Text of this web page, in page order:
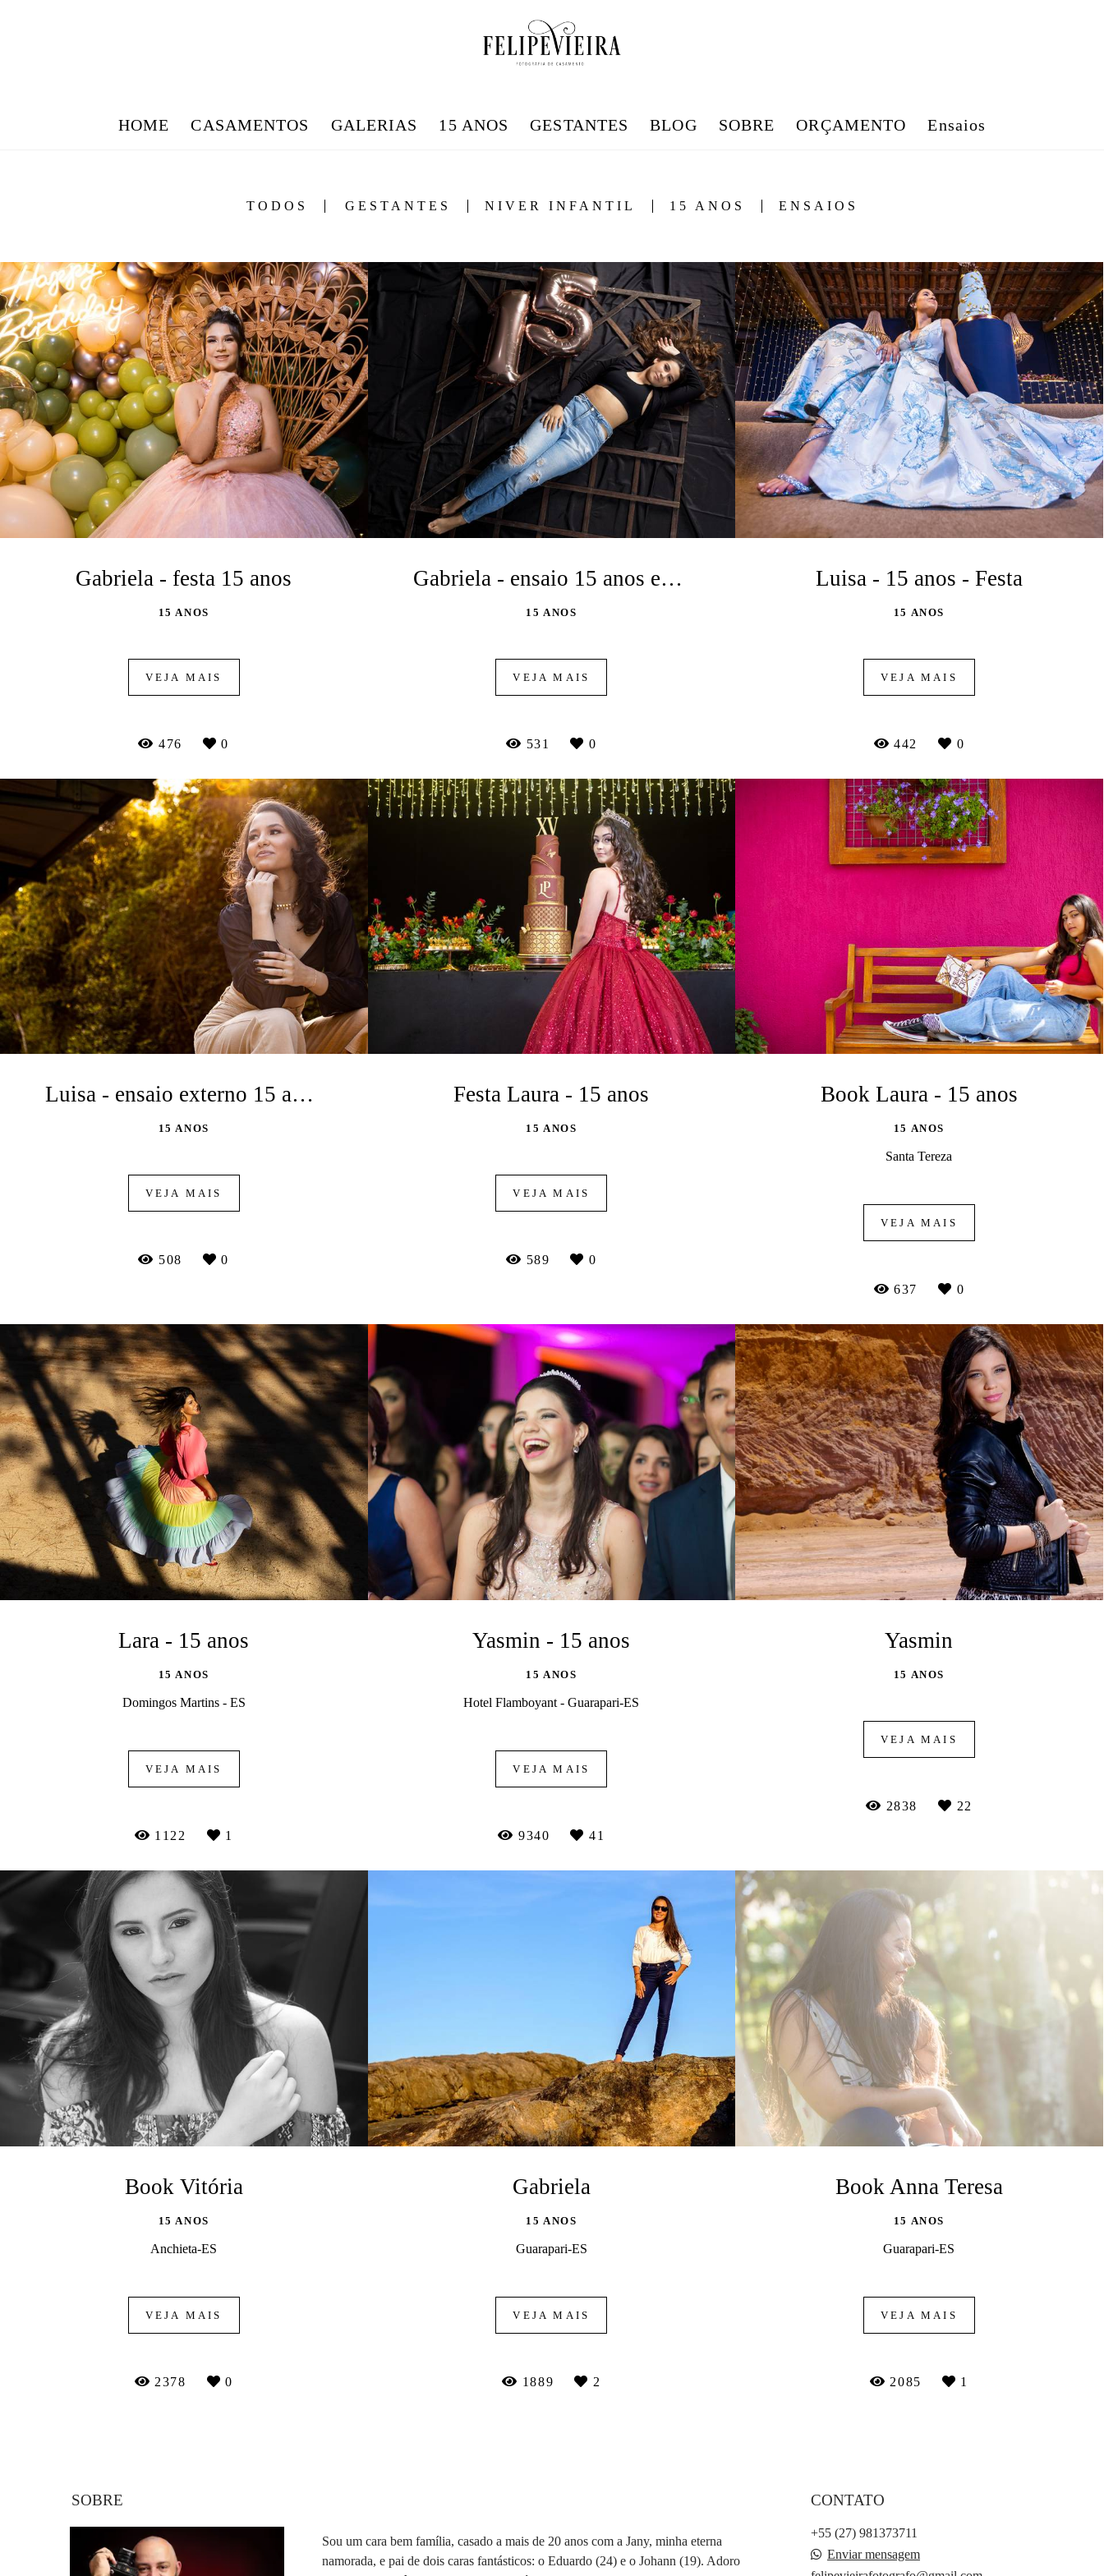
HOME CASAMENTOS GALERIAS 15 ANOS GESTANTES BLOG SOBRE ORÇAMENTO Ensaios
TODOS GESTANTES NIVER INFANTIL 15 ANOS ENSAIOS
Gabriela - festa 15 anos
15 ANOS
VEJA MAIS
476 0
Gabriela - ensaio 15 anos em estúdio
15 ANOS
VEJA MAIS
531 0
Luisa - 15 anos - Festa
15 ANOS
VEJA MAIS
442 0
Luisa - ensaio externo 15 anos
15 ANOS
VEJA MAIS
508 0
Festa Laura - 15 anos
15 ANOS
VEJA MAIS
589 0
Book Laura - 15 anos
15 ANOS
Santa Tereza
VEJA MAIS
637 0
Lara - 15 anos
15 ANOS
Domingos Martins - ES
VEJA MAIS
1122 1
Yasmin - 15 anos
15 ANOS
Hotel Flamboyant - Guarapari-ES
VEJA MAIS
9340 41
Yasmin
15 ANOS
VEJA MAIS
2838 22
Book Vitória
15 ANOS
Anchieta-ES
VEJA MAIS
2378 0
Gabriela
15 ANOS
Guarapari-ES
VEJA MAIS
1889 2
Book Anna Teresa
15 ANOS
Guarapari-ES
VEJA MAIS
2085 1
SOBRE
Sou um cara bem família, casado a mais de 20 anos com a Jany, minha eterna
namorada, e pai de dois caras fantásticos: o Eduardo (24) e o Johann (19). Adoro
CONTATO
+55 (27) 981373711
Enviar mensagem